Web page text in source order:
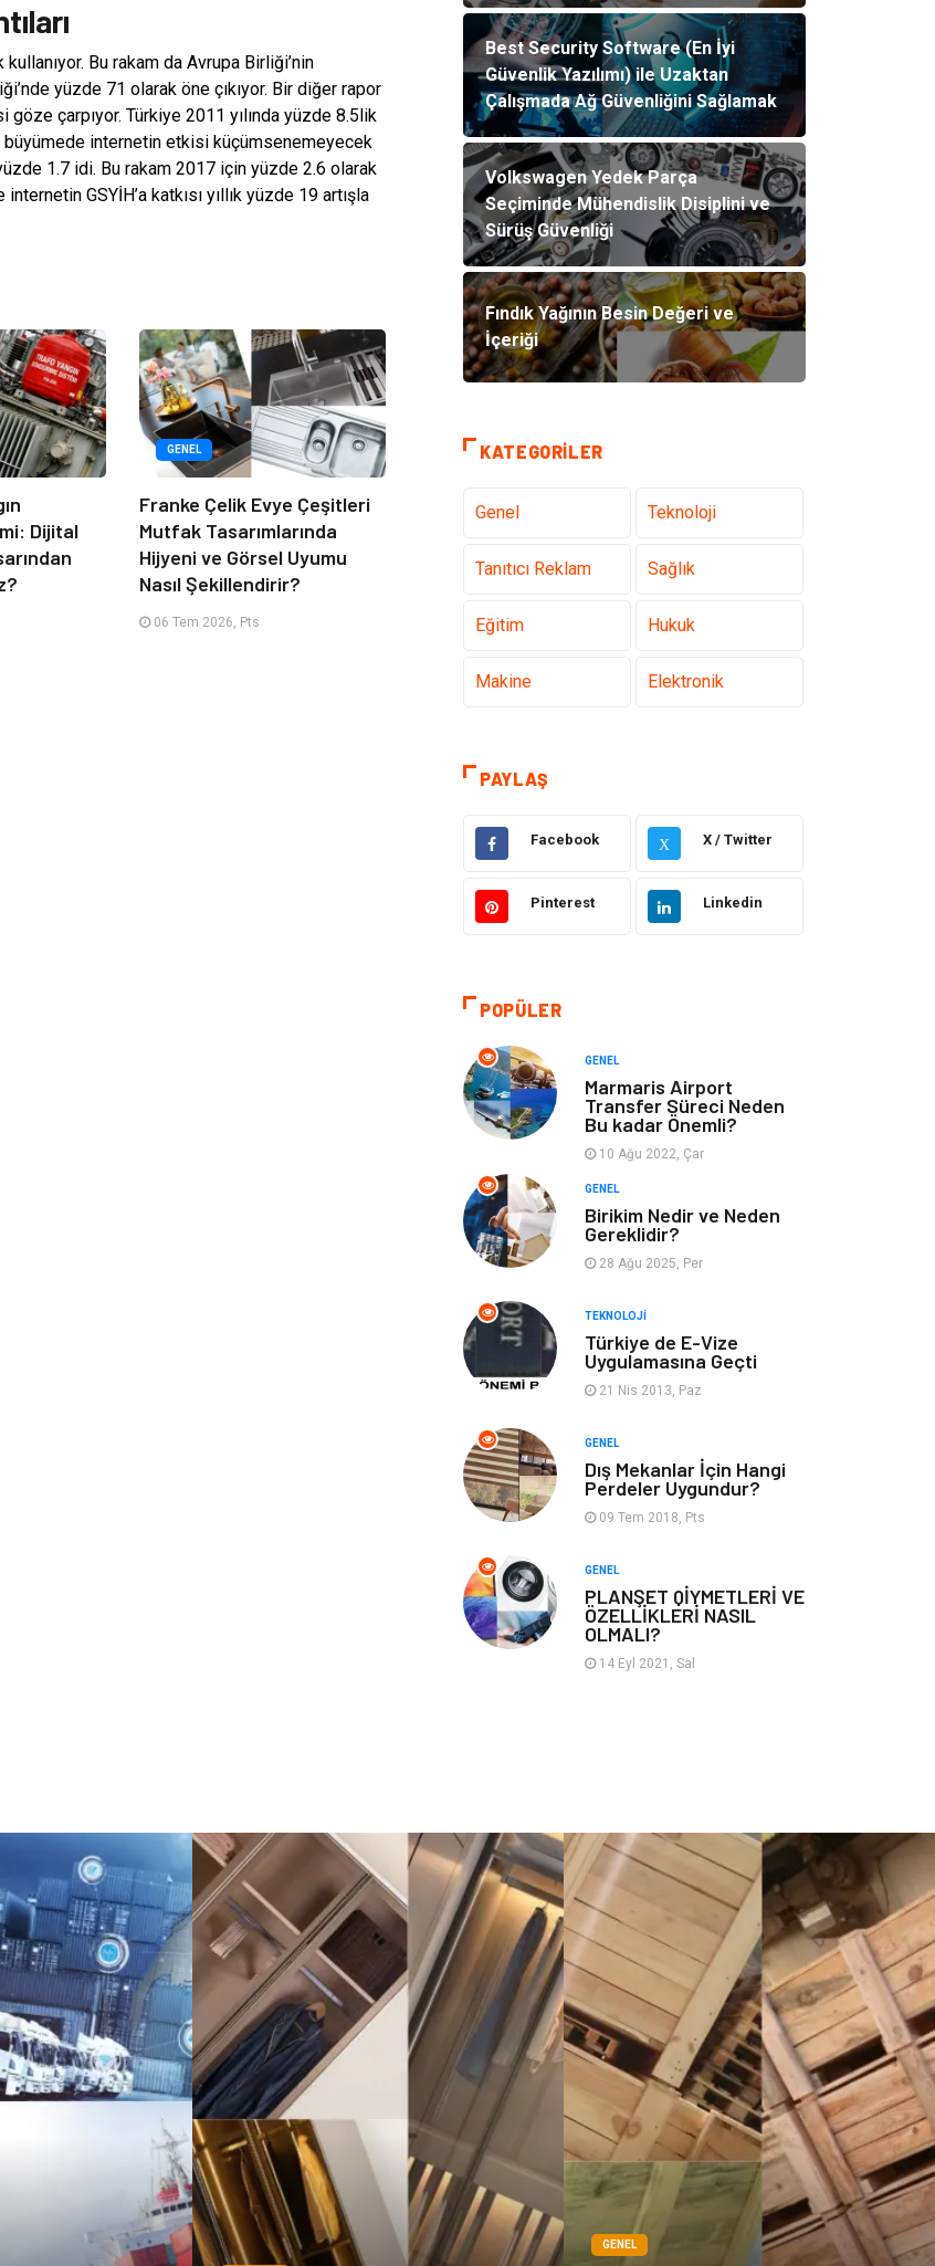
Bu rakam da Avrupa Birliği’nin
yüzde 71 olarak öne çıkıyor. Bir diğer rapor
göze çarpıyor. Türkiye 2011 yılında yüzde 8.5lik
büyümede internetin etkisi küçümsenemeyecek
1.7 idi. Bu rakam 2017 için yüzde 2.6 olarak
GSYİH’a katkısı yıllık yüzde 19 artışla
Dijital
GENEL
Franke Çelik Evye Çeşitleri
Mutfak Tasarımlarında
Hijyeni ve Görsel Uyumu
Nasıl Şekillendirir?
06 Tem 2026, Pts
Best Security Software (En İyi
Güvenlik Yazılımı) ile Uzaktan
Çalışmada Ağ Güvenliğini Sağlamak
Volkswagen Yedek Parça
Seçiminde Mühendislik Disiplini ve
Sürüş Güvenliği
Fındık Yağının Besin Değeri ve
İçeriği
KATEGORILER
Genel Teknoloji
Tanıtıcı Reklam Sağlık
Eğitim Hukuk
Makine Elektronik
Güzellik & Bakım
Emlak Organizasyon
Bilgisayar &
Metalar
Tatil
Webmaster
Bebek Giyim
Görsel Aksesuar
Backlink İçerik
Domain
Hediyelik Eşya Kültür
Algoritma
Anahtar Kelime Penguen
Sandbox Blackhat
Tarım &
Hayvancılık
PAYLAŞ
Facebook X X / Twitter
Pinterest Linkedin
POPÜLER
GENEL
Marmaris Airport
Transfer Süreci Neden
Bu kadar Önemli?
10 Ağu 2022, Çar
GENEL
Birikim Nedir ve Neden
Gereklidir?
28 Ağu 2025, Per
TEKNOLOJI
Türkiye de E-Vize
Uygulamasına Geçti
21 Nis 2013, Paz
GENEL
Dış Mekanlar İçin Hangi
Perdeler Uygundur?
09 Tem 2018, Pts
GENEL
PLANŞET QİYMETLERİ VE
ÖZELLİKLERİ NASIL
OLMALI?
14 Eyl 2021, Sal
GENEL